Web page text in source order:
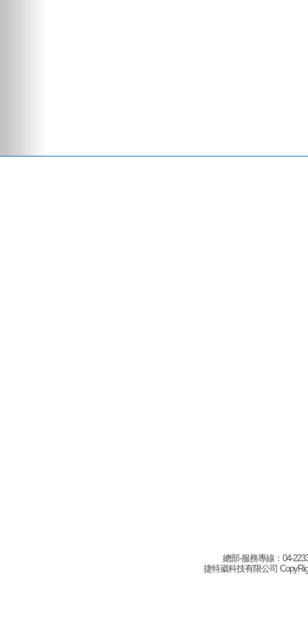
總部-服務專線：04-
捷特崴科技有限公司